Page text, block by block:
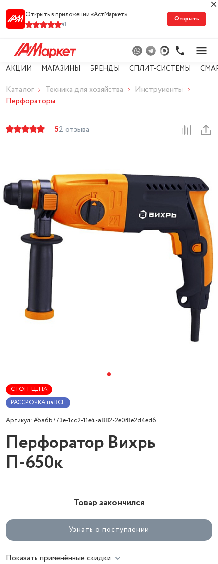
Открыть в приложении «АстМарке‪т‬»
41
Открыть
АКЦИИ МАГАЗИНЫ БРЕНДЫ СПЛИТ-СИСТЕМЫ
Каталог Техника для хозяйства
Инструменты
Перфораторы
52 отзыва
СТОП-ЦЕНА
РАССРОЧКА на ВСЁ
Артикул: #5a6b773e-1cc2-11e4-a882-2e0f8e2d4ed6
Перфоратор Вихрь
П-650к
Товар закончился
Узнать о поступлении
Показать применённые скидки